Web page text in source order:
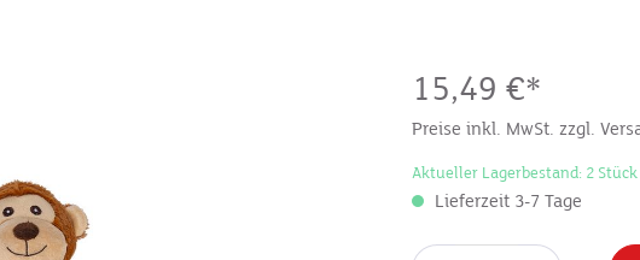
15,49 €*
Preise inkl. MwSt. zzgl.
Aktueller Lagerbestand: 2 Stück
Lieferzeit 3-7 Tage